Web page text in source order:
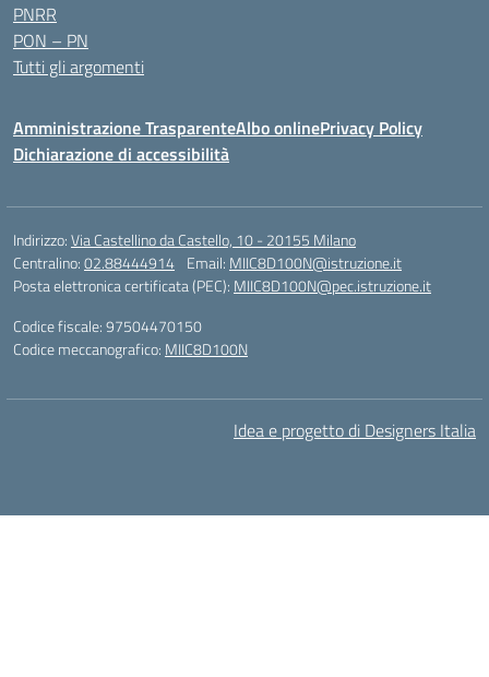
PNRR
PON – PN
Tutti gli argomenti
Amministrazione TrasparenteAlbo onlinePrivacy Policy
Dichiarazione di accessibilità
Indirizzo:Via Castellino da Castello, 10 - 20155 Milano
Centralino:02.88444914 Email: MIIC8D100N@istruzione.it
Posta elettronica certificata (PEC): MIIC8D100N@pec.istruzione.it
Codice fiscale: 97504470150
Codice meccanografico: MIIC8D100N
Idea e progetto di Designers Italia